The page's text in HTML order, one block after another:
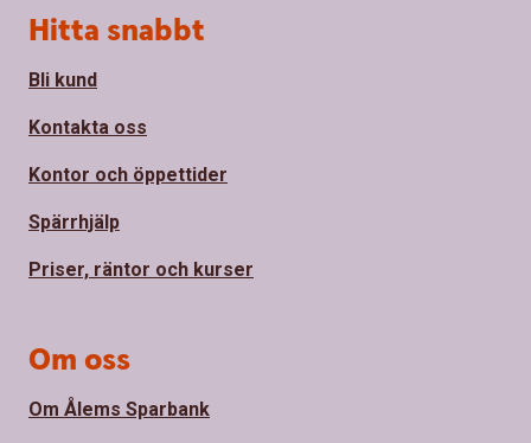
Sidfot
Hitta snabbt
Bli kund
Kontakta oss
Kontor och öppettider
Spärrhjälp
Priser, räntor och kurser
Om oss
Om Ålems Sparbank